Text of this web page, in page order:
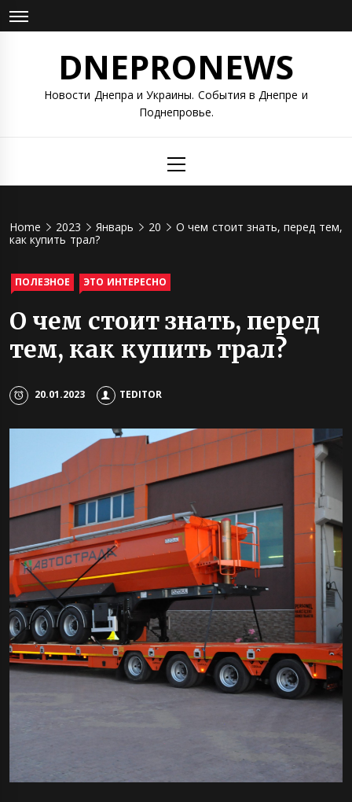
Skip
to
DNEPRONEWS
Новости Днепра и Украины. События в Днепре и
Поднепровье.
Menu
Home 2023 Январь 20
О чем стоит знать, перед тем,
как купить трал?
ПОЛЕЗНОЕ ЭТО ИНТЕРЕСНО
О чем стоит знать, перед
тем, как купить трал?
20.01.2023 TEDITOR